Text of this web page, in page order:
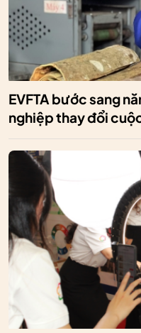
EVFTA bước sang
nghiệp thay đổi